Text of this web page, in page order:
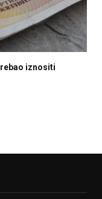
iznositi